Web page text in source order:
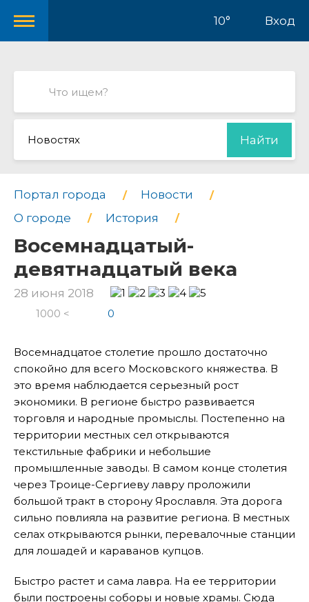
10° Вход
Новостях Найти
Портал города
Новости
О городе
История
Восемнадцатый-
девятнадцатый века
28 июня 2018
1000 < 0
Восемнадцатое столетие прошло достаточно
спокойно для всего Московского княжества. В
это время наблюдается серьезный рост
экономики. В регионе быстро развивается
торговля и народные промыслы. Постепенно на
территории местных сел открываются
текстильные фабрики и небольшие
промышленные заводы. В самом конце столетия
через Троице-Сергиеву лавру проложили
большой тракт в сторону Ярославля. Эта дорога
сильно повлияла на развитие региона. В местных
селах открываются рынки, перевалочные станции
для лошадей и караванов купцов.
Быстро растет и сама лавра. На ее территории
были построены соборы и новые храмы. Сюда